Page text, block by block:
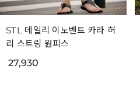
STL 데일리 이노벤트 카라 허
리 스트링 원피스
27,930